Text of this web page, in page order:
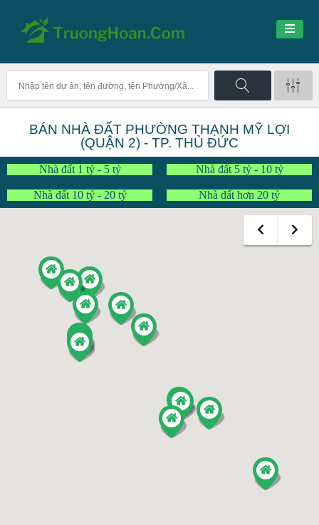
BÁN NHÀ ĐẤT PHƯỜNG THẠNH MỸ LỢI
(QUẬN 2) - TP. THỦ ĐỨC
Nhà đất 1 tỷ - 5 tỷ Nhà đất 5 tỷ - 10 tỷ
Nhà đất 10 tỷ - 20 tỷ Nhà đất hơn 20 tỷ